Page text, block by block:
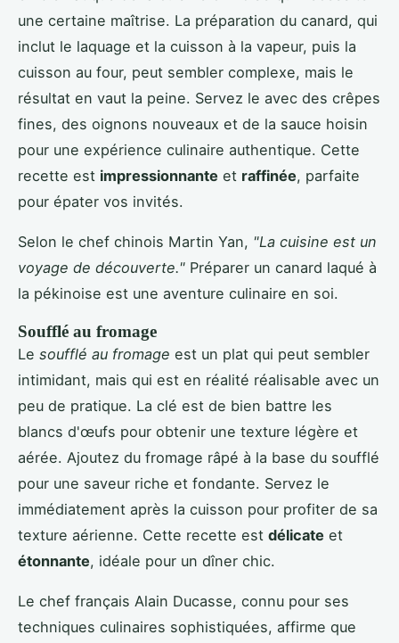
une certaine maîtrise. La préparation du canard, qui
inclut le laquage et la cuisson à la vapeur, puis la
cuisson au four, peut sembler complexe, mais le
résultat en vaut la peine. Servez le avec des crêpes
fines, des oignons nouveaux et de la sauce hoisin
pour une expérience culinaire authentique. Cette
recette est impressionnante et raffinée, parfaite
pour épater vos invités.
Selon le chef chinois Martin Yan, "La cuisine est un
voyage de découverte." Préparer un canard laqué à
la pékinoise est une aventure culinaire en soi.
Soufflé au fromage
Le soufflé au fromage est un plat qui peut sembler
intimidant, mais qui est en réalité réalisable avec un
peu de pratique. La clé est de bien battre les
blancs d'œufs pour obtenir une texture légère et
aérée. Ajoutez du fromage râpé à la base du soufflé
pour une saveur riche et fondante. Servez le
immédiatement après la cuisson pour profiter de sa
texture aérienne. Cette recette est délicate et
étonnante, idéale pour un dîner chic.
Le chef français Alain Ducasse, connu pour ses
techniques culinaires sophistiquées, affirme que